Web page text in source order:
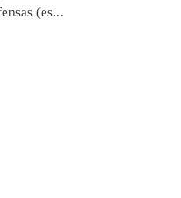
(es...